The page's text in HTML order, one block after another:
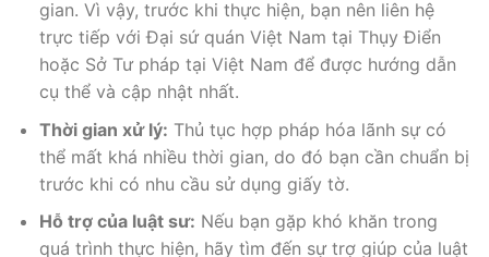
gian. Vì vậy, trước khi thực hiện, bạn nên liên hệ
trực tiếp với Đại sứ quán Việt Nam tại Thụy Điển
hoặc Sở Tư pháp tại Việt Nam để được hướng dẫn
cụ thể và cập nhật nhất.
Thời gian xử lý: Thủ tục hợp pháp hóa lãnh sự có
thể mất khá nhiều thời gian, do đó bạn cần chuẩn bị
trước khi có nhu cầu sử dụng giấy tờ.
Hỗ trợ của luật sư: Nếu bạn gặp khó khăn trong
quá trình thực hiện, hãy tìm đến sự trợ giúp của luật